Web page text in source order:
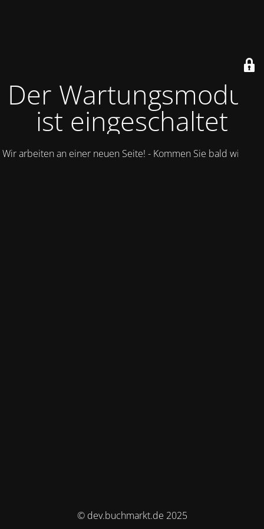
Der Wartungsmodus
ist eingeschaltet
Wir arbeiten an einer neuen Seite! - Kommen Sie bald wieder.
© dev.buchmarkt.de 2025